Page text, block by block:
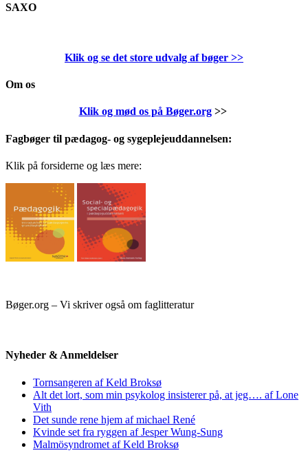
SAXO
Klik og se det store udvalg af bøger >>
Om os
Klik og mød os på Bøger.org>>
Fagbøger til pædagog- og sygeplejeuddannelsen:
Klik på forsiderne og læs mere:
Bøger.org – Vi skriver også om faglitteratur
Nyheder & Anmeldelser
Tornsangeren af Keld Broksø
Alt det lort, som min psykolog insisterer på, at jeg…. af Lone
Vith
Det sunde rene hjem af michael René
Kvinde set fra ryggen af Jesper Wung-Sung
Malmösyndromet af Keld Broksø